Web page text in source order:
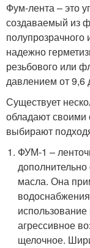
Фум-лента – это
создаваемый из
полупрозрачного
надежно
резьбового или
давлением от
Существует
обладают своими
выбирают
ФУМ-1 –
дополнительно
масла. Она
агрессивное
щелочное.